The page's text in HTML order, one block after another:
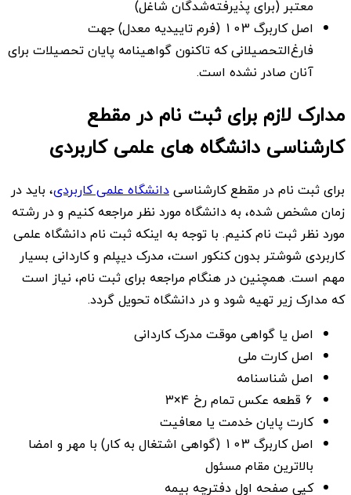
معتبر (برای پذیرفته‌شدگان شاغل)
اصل کاربرگ 103 (فرم تاییدیه معدل) جهت
فارغ‌التحصیلانی که تاکنون گواهینامه پایان تحصیلات برای
آنان صادر نشده است.
مدارک لازم برای ثبت نام در مقطع
کارشناسی دانشگاه های علمی کاربردی
برای ثبت نام در مقطع کارشناسیدانشگاه علمی کاربردی، باید در
زمان مشخص شده، به دانشگاه مورد نظر مراجعه کنیم و در رشته
مورد نظر ثبت نام کنیم. با توجه به اینکه ثبت نام دانشگاه علمی
کاربردی شوشتر بدون کنکور است، مدرک دیپلم و کاردانی بسیار
مهم است. همچنین در هنگام مراجعه برای ثبت نام، نیاز است
که مدارک زیر تهیه شود و در دانشگاه تحویل گردد.
اصل یا گواهی موقت مدرک کاردانی
اصل کارت ملی
اصل شناسنامه
6 قطعه عکس تمام رخ 4×3
کارت پایان خدمت یا معافیت
اصل کاربرگ 103 (گواهی اشتغال به کار) با مهر و امضا
بالاترین مقام مسئول
کپی صفحه اول دفترچه بیمه